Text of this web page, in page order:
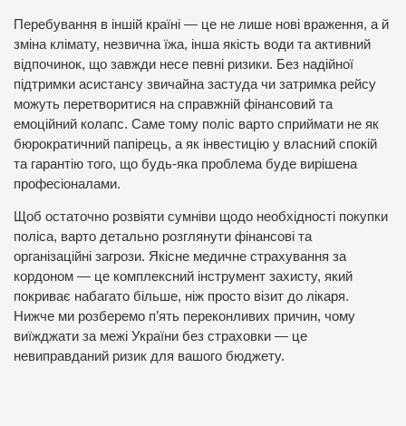
Перебування в іншій країні — це не лише нові враження, а й
зміна клімату, незвична їжа, інша якість води та активний
відпочинок, що завжди несе певні ризики. Без надійної
підтримки асистансу звичайна застуда чи затримка рейсу
можуть перетворитися на справжній фінансовий та
емоційний колапс. Саме тому поліс варто сприймати не як
бюрократичний папірець, а як інвестицію у власний спокій
та гарантію того, що будь-яка проблема буде вирішена
професіоналами.
Щоб остаточно розвіяти сумніви щодо необхідності покупки
поліса, варто детально розглянути фінансові та
організаційні загрози. Якісне медичне страхування за
кордоном — це комплексний інструмент захисту, який
покриває набагато більше, ніж просто візит до лікаря.
Нижче ми розберемо п’ять переконливих причин, чому
виїжджати за межі України без страховки — це
невиправданий ризик для вашого бюджету.